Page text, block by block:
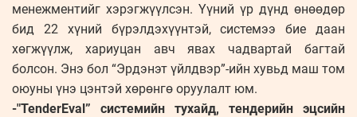
менежментийг хэрэгжүүлсэн. Үүний үр дүнд өнөөдөр
бид 22 хүний бүрэлдэхүүнтэй, системээ бие даан
хөгжүүлж, хариуцан авч явах чадвартай багтай
болсон. Энэ бол “Эрдэнэт үйлдвэр”-ийн хувьд маш том
оюуны үнэ цэнтэй хөрөнгө оруулалт юм.
-"TenderEval” системийн тухайд, тендерийн эцсийн